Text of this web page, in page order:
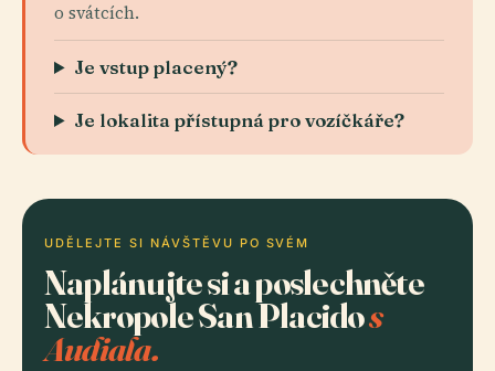
o svátcích.
Je vstup placený?
Je lokalita přístupná pro vozíčkáře?
UDĚLEJTE SI NÁVŠTĚVU PO SVÉM
Naplánujte si a poslechněte
Nekropole San Placidos
Audiala.